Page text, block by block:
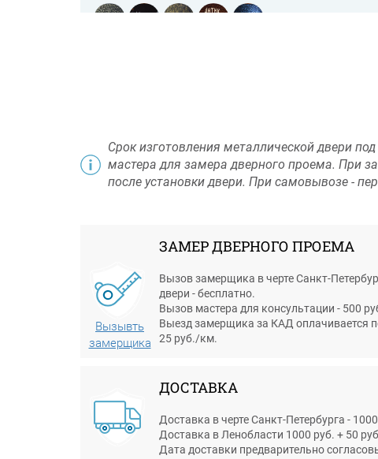
Срок изготовления металлической двери
мастера для замера дверного проема. При
после установки двери. При самовывозе -
Вызывть
замерщика
ЗАМЕР ДВЕРНОГО ПРОЕМА
Вызов замерщика в черте Санкт-
двери - бесплатно.
Вызов мастера для консультации - 500
Выезд замерщика за КАД оплачивается
25 руб./км.
ДОСТАВКА
Доставка в черте Санкт-Петербурга -
Доставка в Ленобласти 1000 руб. + 50
Дата доставки предварительно